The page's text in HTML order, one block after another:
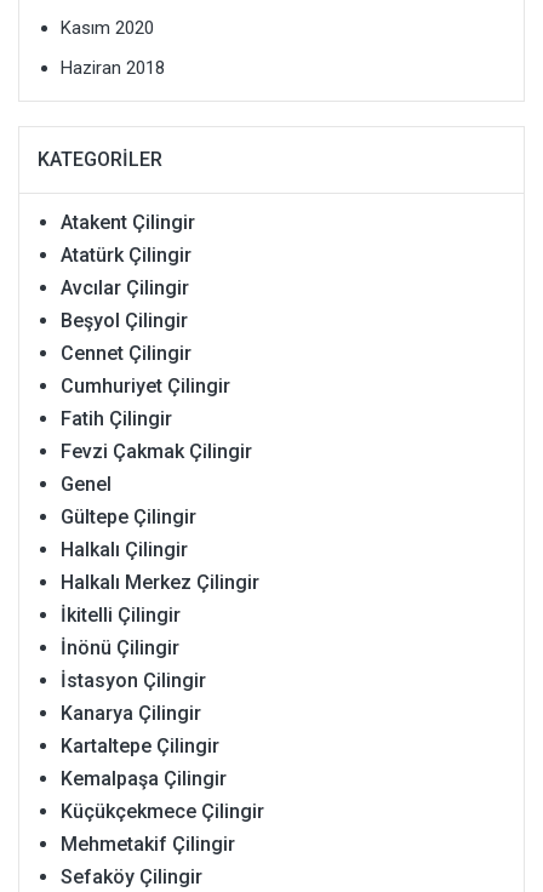
Kasım 2020
Haziran 2018
KATEGORILER
Atakent Çilingir
Atatürk Çilingir
Avcılar Çilingir
Beşyol Çilingir
Cennet Çilingir
Cumhuriyet Çilingir
Fatih Çilingir
Fevzi Çakmak Çilingir
Genel
Gültepe Çilingir
Halkalı Çilingir
Halkalı Merkez Çilingir
İkitelli Çilingir
İnönü Çilingir
İstasyon Çilingir
Kanarya Çilingir
Kartaltepe Çilingir
Kemalpaşa Çilingir
Küçükçekmece Çilingir
Mehmetakif Çilingir
Sefaköy Çilingir